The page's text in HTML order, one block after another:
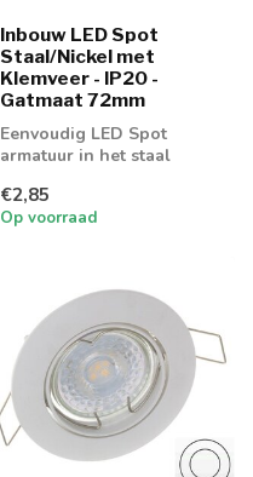
Inbouw LED Spot
Staal/Nickel met
Klemveer - IP20 -
Gatmaat 72mm
Eenvoudig LED Spot
armatuur in het staal
€2,85
Op voorraad